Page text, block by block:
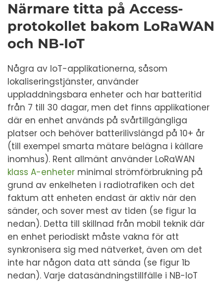
Närmare titta på Access-
protokollet bakom LoRaWAN
och NB-IoT
Några av IoT-applikationerna, såsom
lokaliseringstjänster, använder
uppladdningsbara enheter och har batteritid
från 7 till 30 dagar, men det finns applikationer
där en enhet används på svårtillgängliga
platser och behöver batterilivslängd på 10+ år
(till exempel smarta mätare belägna i källare
inomhus). Rent allmänt använder LoRaWAN
klass A-enheter minimal strömförbrukning på
grund av enkelheten i radiotrafiken och det
faktum att enheten endast är aktiv när den
sänder, och sover mest av tiden (se figur 1a
nedan). Detta till skillnad från mobil teknik där
en enhet periodiskt måste vakna för att
synkronisera sig med nätverket, även om det
inte har någon data att sända (se figur 1b
nedan). Varje datasändningstillfälle i NB-IoT